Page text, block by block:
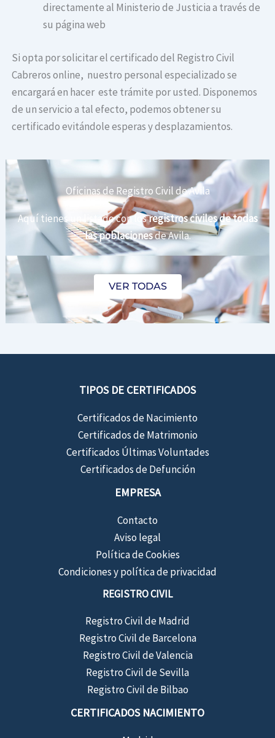
directamente al Ministerio de Justicia a través de
su página web
Si opta por solicitar el certificado del Registro Civil
Cabreros online, nuestro personal especializado se
encargará en hacer este trámite por usted. Disponemos
de un servicio a tal efecto, podemos obtener su
certificado evitándole esperas y desplazamientos.
Oficinas de Registro Civil de Avila
Aquí tienes un listado con losregistros civiles de todas
las poblacionesde Avila.
VER TODAS
TIPOS DE CERTIFICADOS
Certificados de Nacimiento
Certificados de Matrimonio
Certificados Últimas Voluntades
Certificados de Defunción
EMPRESA
Contacto
Aviso legal
Política de Cookies
Condiciones y política de privacidad
REGISTRO CIVIL
Registro Civil de Madrid
Registro Civil de Barcelona
Registro Civil de Valencia
Registro Civil de Sevilla
Registro Civil de Bilbao
CERTIFICADOS NACIMIENTO